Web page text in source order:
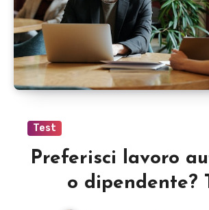
Test
Preferisci lavoro
o dipendente?